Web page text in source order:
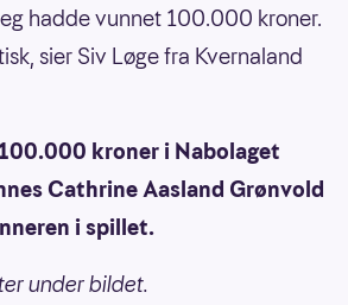
hadde vunnet 100.000 kroner.
sier Siv Løge fra Kvernaland
kroner i Nabolaget
Cathrine Aasland Grønvold
i spillet.
under bildet.